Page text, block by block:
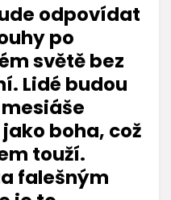
odpovídat
po
světě bez
Lidé budou
boha, což
touží.
falešným